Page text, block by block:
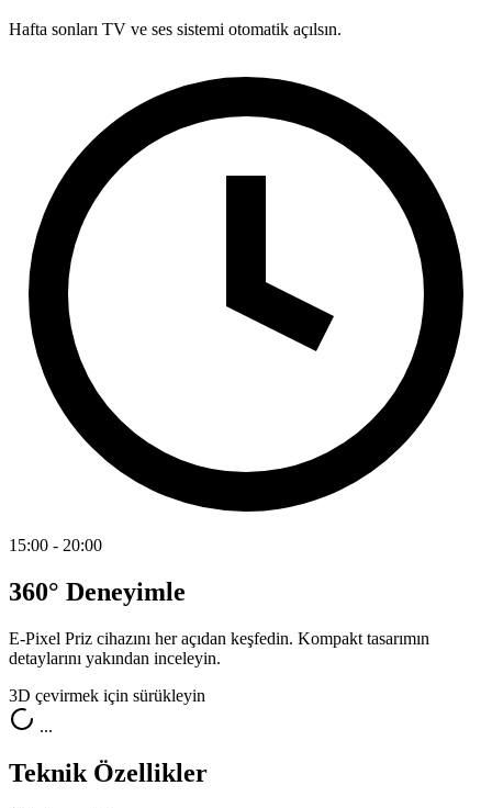
Hafta sonları TV ve ses sistemi otomatik açılsın.
15:00 - 20:00
360° Deneyimle
E-Pixel Priz cihazını her açıdan keşfedin. Kompakt tasarımın
detaylarını yakından inceleyin.
3D çevirmek için sürükleyin
...
Teknik Özellikler